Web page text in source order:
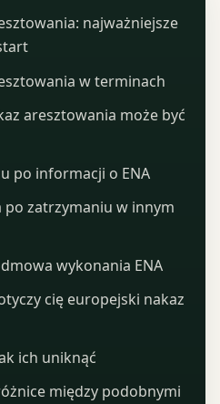
najważniejsze
w terminach
aresztowania może być
po informacji o ENA
po zatrzymaniu w innym
wykonania ENA
cię europejski nakaz
ich uniknąć
między podobnymi